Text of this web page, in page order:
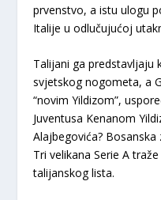
prvenstvo, a istu ulogu
Italije u odlučujućoj
Talijani ga predstavljaju
svjetskog nogometa, a
“novim Yildizom”,
Juventusa Kenanom
Alajbegovića?
Tri velikana Serie A
talijanskog lista.